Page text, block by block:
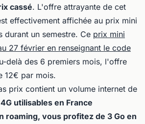
cassé. L'offre attrayante de cet
effectivement affichée au prix mini
un semestre. Ce prix mini
27 février en renseignant le code
delà des 6 premiers mois, l'offre
12€ par mois.
prix contient un volume internet de
utilisables en France
roaming, vous profitez de 3 Go en